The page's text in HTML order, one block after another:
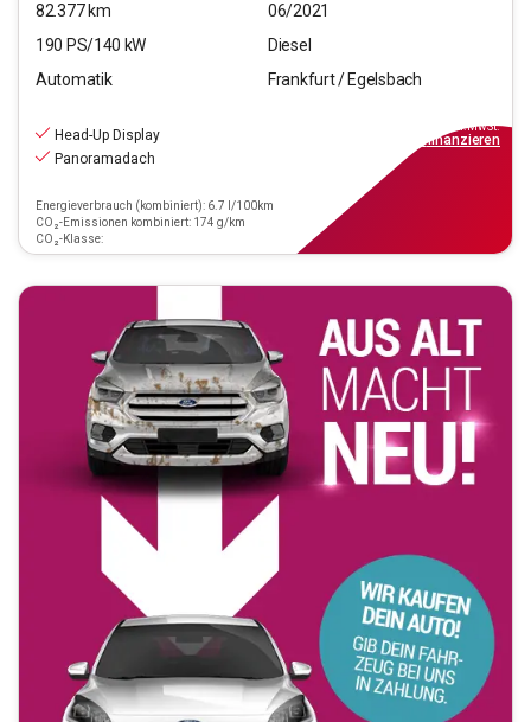
82.377km
06/2021
190 PS/140 kW
Diesel
Automatik
Frankfurt / Egelsbach
Head-Up Display
Panoramadach
Energieverbrauch (kombiniert): 6.7 l/100km
CO₂-Emissionen kombiniert: 174 g/km
CO₂-Klasse:
inkl.MwSt.
finanzieren